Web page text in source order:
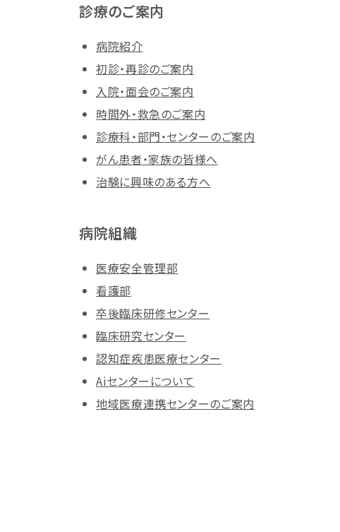
診療のご案内
病院紹介
初診・再診のご案内
入院・面会のご案内
時間外・救急のご案内
診療科・部門・センターのご案内
がん患者・家族の皆様へ
治験に興味のある方へ
病院組織
医療安全管理部
看護部
卒後臨床研修センター
臨床研究センター
認知症疾患医療センター
Aiセンターについて
地域医療連携センターのご案内